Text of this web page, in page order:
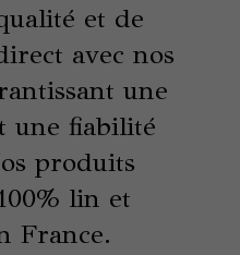
et de
avec nos
une
une fiabilité
produits
lin et
France.